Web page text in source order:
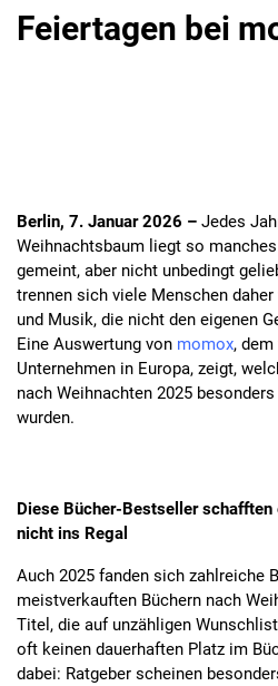
Feiertagen bei
Berlin, 7. Januar 2026 – Jedes
Weihnachtsbaum liegt so
gemeint, aber nicht unbedingt
trennen sich viele Menschen
und Musik, die nicht den eigenen
Eine Auswertung von momox,
Unternehmen in Europa, zeigt,
nach Weihnachten 2025
wurden.
Diese Bücher-Bestseller schafften
nicht ins Regal
Auch 2025 fanden sich zahlreiche
meistverkauften Büchern nach
Titel, die auf unzähligen
oft keinen dauerhaften Platz im
dabei: Ratgeber scheinen